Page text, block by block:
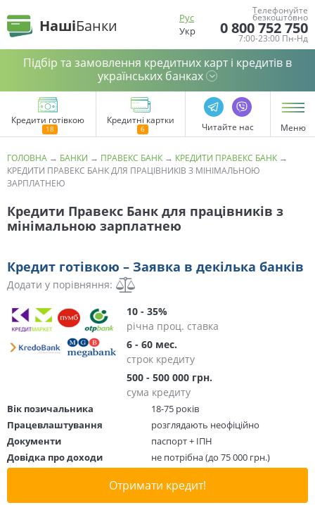
НашіБанки
Рус
Укр
Телефонуйте
безкоштовно
0 800 752 750
7:00-23:00 Пн-Нд
Підбір та замовлення кредитних карт і кредитів в
українських банках
Кредити готівкою Кредитні картки
Читайте нас Меню
ГОЛОВНА → БАНКИ → ПРАВЕКС БАНК → КРЕДИТИ ПРАВЕКС БАНК →
КРЕДИТИ ПРАВЕКС БАНК ДЛЯ ПРАЦІВНИКІВ З МІНІМАЛЬНОЮ
ЗАРПЛАТНЕЮ
Кредити Правекс Банк для працівників з
мінімальною зарплатнею
Кредит готівкою – Заявка в декілька банків
Додати у порівняння:
10 - 35%
річна проц. ставка
6 - 60 мес.
строк кредиту
500 - 500 000 грн.
сума кредиту
Вік позичальника
18-75 років
Працевлаштування
розглядають неофіційно
Документи
паспорт + ІПН
Довідка про доходи
не потрібна (до 75 000 грн.)
Отримати кредит!